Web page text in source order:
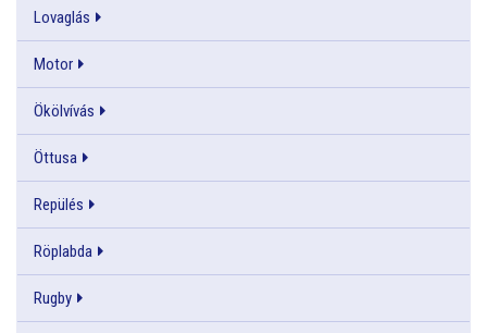
Lovaglás
Motor
Ökölvívás
Öttusa
Repülés
Röplabda
Rugby